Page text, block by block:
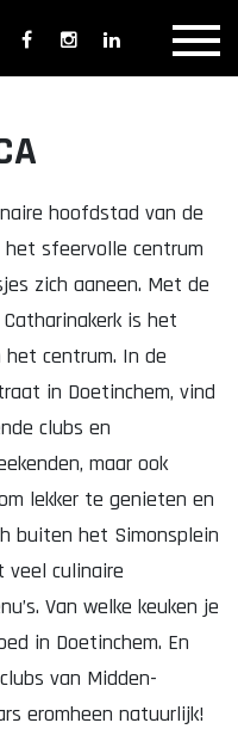
en -tijden
& Musea
Openbaar vervoer
FAQ
Doetinchem
hoofdstad van de
het sfeervolle centrum
zich aaneen. Met de
is het
centrum. In de
in Doetinchem, vind
clubs en
maar ook
lekker te genieten en
buiten het Simonsplein
culinaire
Van welke keuken je
in Doetinchem. En
van Midden-
eromheen natuurlijk!